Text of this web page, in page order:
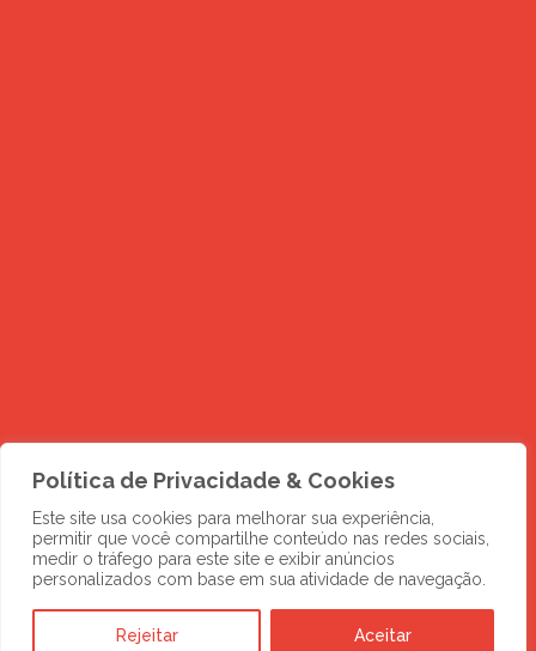
Política de Privacidade & Cookies
Este site usa cookies para melhorar sua experiência,
permitir que você compartilhe conteúdo nas redes sociais,
medir o tráfego para este site e exibir anúncios
personalizados com base em sua atividade de navegação.
Rejeitar Aceitar
DESCUBRA MAIS
Novos negócios
esperam por você